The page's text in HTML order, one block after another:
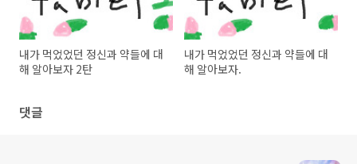
내가 먹었었던 정신과 약들에 대
해 알아보자 2탄
내가 먹었었던 정신과 약들에 대
해 알아보자.
댓글